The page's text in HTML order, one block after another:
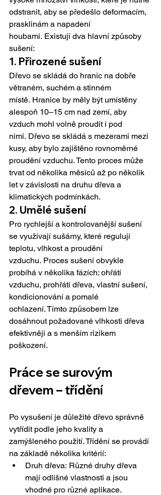
odstranit, aby se předešlo deformacím,
prasklinám a napadení
houbami. Existují dva hlavní způsoby
sušení:
1. Přirozené sušení
Dřevo se skládá do hranic na dobře
větraném, suchém a stinném
místě. Hranice by měly být umístěny
alespoň 10–15 cm nad zemí, aby
vzduch mohl volně proudit i pod
nimi. Dřevo se skládá s mezerami mezi
kusy, aby bylo zajištěno rovnoměrné
proudění vzduchu. Tento proces může
trvat od několika měsíců až po několik
let v závislosti na druhu dřeva a
klimatických podmínkách.
2. Umělé sušení
Pro rychlejší a kontrolovanější sušení
se využívají sušárny, které regulují
teplotu, vlhkost a proudění
vzduchu. Proces sušení obvykle
probíhá v několika fázích: ohřátí
vzduchu, prohřátí dřeva, vlastní sušení,
kondicionování a pomalé
ochlazení. Tímto způsobem lze
dosáhnout požadované vlhkosti dřeva
efektivněji a s menším rizikem
poškození.
Práce se surovým
dřevem – třídění
Po vysušení je důležité dřevo správně
vytřídit podle jeho kvality a
zamýšleného použití. Třídění se provádí
na základě několika kritérií:
Druh dřeva: Různé druhy dřeva
mají odlišné vlastnosti a jsou
vhodné pro různé aplikace.